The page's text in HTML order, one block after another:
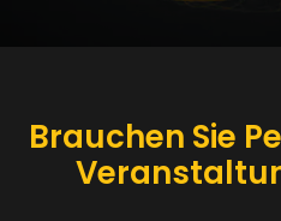
Brauchen Sie